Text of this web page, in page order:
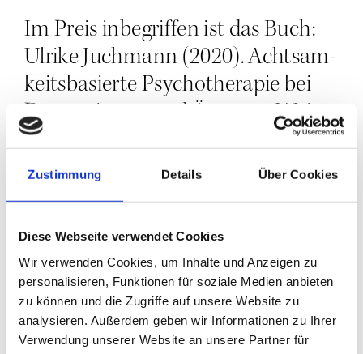
Zustimmung Details Über Cookies
Diese Webseite verwendet Cookies
Wir verwenden Cookies, um Inhalte und Anzeigen zu
personalisieren, Funktionen für soziale Medien anbieten
zu können und die Zugriffe auf unsere Website zu
analysieren. Außerdem geben wir Informationen zu Ihrer
Verwendung unserer Website an unsere Partner für
Im Preis inbe­grif­fen ist das Buch:
Ulri­ke Juch­mann (2020). Acht­sam­
keits­ba­sier­te Psy­cho­the­ra­pie bei
Depres­sio­nen und Ängs­ten. Wein­
heim, Basel: Beltz-Verlag.
Abschluss und Zertifizierung
Nach Abschluss die­ser Ver­an­stal­
tung erhal­ten Sie eine
Teilnahmebescheinigung.
Die Fort­bil­dungs­punk­te wer­den